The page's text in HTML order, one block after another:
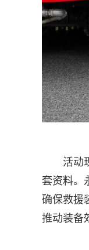
活动
套资料。
确保救援
推动装备